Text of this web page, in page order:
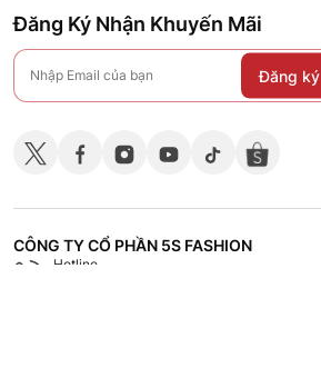
Đăng Ký Nhận Khuyến Mãi
Đăng ký
CÔNG TY CỔ PHẦN 5S FASHION
Hotline